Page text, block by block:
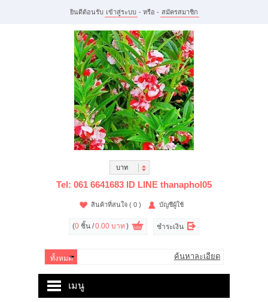
ยินดีต้อนรับ เข้าสู่ระบบ - หรือ - สมัครสมาชิก
บาท
Tel: 061 6641683 ID LINE thanaphol05
สินค้าที่สนใจ ( 0 ) บัญชีผู้ใช้
ค้นหาละเอียด
(0 ชิ้น /0.00 บาท ) ชำระเงิน
เมนู